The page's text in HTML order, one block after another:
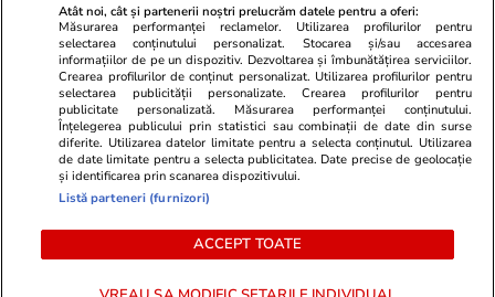
Actualizare preferințe cookies
Atât noi, cât și partenerii noștri prelucrăm datele pentru a oferi:
Măsurarea performanței reclamelor. Utilizarea profilurilor pentru
selectarea conținutului personalizat. Stocarea și/sau accesarea
informațiilor de pe un dispozitiv. Dezvoltarea și îmbunătățirea serviciilor.
Crearea profilurilor de conținut personalizat. Utilizarea profilurilor pentru
selectarea publicității personalizate. Crearea profilurilor pentru
publicitate personalizată. Măsurarea performanței conținutului.
Înțelegerea publicului prin statistici sau combinații de date din surse
diferite. Utilizarea datelor limitate pentru a selecta conținutul. Utilizarea
de date limitate pentru a selecta publicitatea. Date precise de geolocație
și identificarea prin scanarea dispozitivului.
Listă parteneri (furnizori)
ACCEPT TOATE